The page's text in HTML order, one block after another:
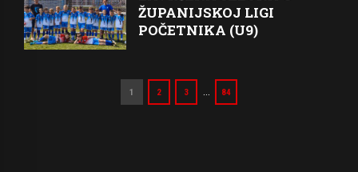
ŽUPANIJSKOJ LIGI
POČETNIKA (U9)
1 2 3 … 84